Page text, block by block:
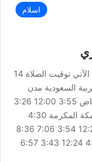
اسلام
توقيت الصلاة 14 محرم 1444 هجري في الجدول الآتي توقيت الصلاة 14
السعودية مدن
السعودية الفجر الظهر العصر المغرب العشاء الرياض 3:55 12:00 3:26
6:38 8:08 جدة 4:33 12:29 3:48 7:02 8:32 مكة المكرمة 4:30
12:27 3:45 7:00 8:30 المدينة المنورة 4:24 12:28 3:54 7:06 8:36
الدمام 3:37 11:46 3:16 6:27 7:57 الطائف 4:28 12:24 3:43 6:57